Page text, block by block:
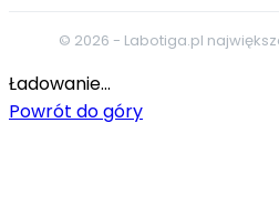
© 2026 - Labotiga.pl
Ładowanie...
Powrót do góry